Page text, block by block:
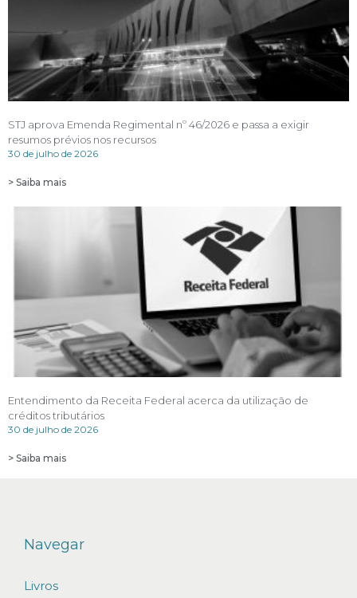
STJ aprova Emenda Regimental nº 46/2026 e passa a exigir
resumos prévios nos recursos
30 de julho de 2026
> Saiba mais
Entendimento da Receita Federal acerca da utilização de
créditos tributários
30 de julho de 2026
> Saiba mais
Navegar
Livros